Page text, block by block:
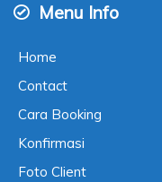
Menu Info
Home
Contact
Cara Booking
Konfirmasi
Foto Client